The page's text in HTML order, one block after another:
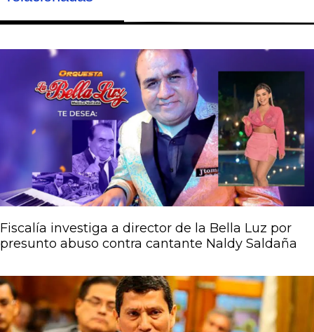
Fiscalía investiga a director de la Bella Luz por
presunto abuso contra cantante Naldy Saldaña
PáginaPágina
Página
Página
Página